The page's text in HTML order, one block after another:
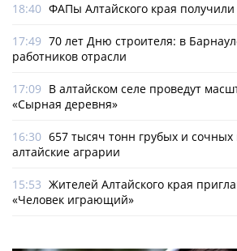
18:40 ФАПы Алтайского края
17:49 70 лет Дню строителя: в
работников отрасли
17:09 В алтайском селе проведут
«Сырная деревня»
16:30 657 тысяч тонн грубых и сочных
алтайские аграрии
15:53 Жителей Алтайского края
«Человек играющий»